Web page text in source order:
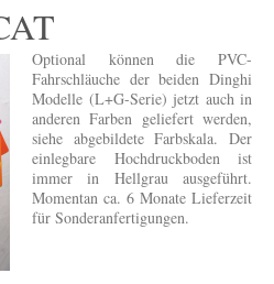
Optional können die PVC-
Fahrschläuche der beiden Dinghi
Modelle (L+G-Serie) jetzt auch in
anderen Farben geliefert werden,
siehe abgebildete Farbskala. Der
einlegbare Hochdruckboden ist
immer in Hellgrau ausgeführt.
Momentan ca. 6 Monate Lieferzeit
für Sonderanfertigungen.